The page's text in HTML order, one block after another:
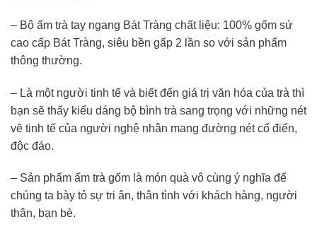
– Bộ ấm trà tay ngang Bát Tràng chất liệu: 100% gốm sứ
cao cấp Bát Tràng, siêu bền gấp 2 lần so với sản phẩm
thông thường.
– Là một người tinh tế và biết đến giá trị văn hóa của trà thì
bạn sẽ thấy kiểu dáng bộ bình trà sang trọng với những nét
vẽ tinh tế của người nghệ nhân mang đường nét cổ điển,
độc đáo.
– Sản phẩm ấm trà gốm là món quà vô cùng ý nghĩa để
chúng ta bày tỏ sự tri ân, thân tình với khách hàng, người
thân, bạn bè.